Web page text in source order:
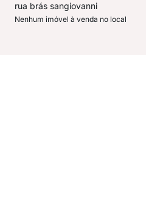
rua brás sangiovanni
Nenhum imóvel à venda no local